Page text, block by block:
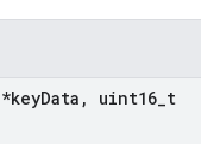
Data , uint16 t